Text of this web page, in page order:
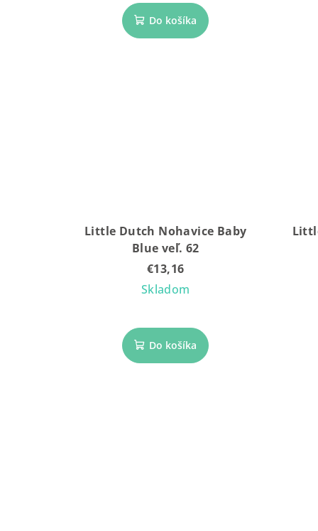
Do košíka
Little Dutch Nohavice Baby
Blue veľ. 62
€13,16
Skladom
Do košíka